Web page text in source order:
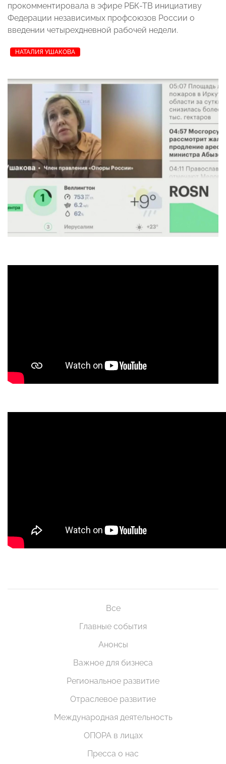
прокомментировала в эфире РБК-ТВ инициативу
Федерации независимых профсоюзов России о
введении четырехдневной рабочей недели.
НАТАЛИЯ УШАКОВА
Все
Главные события
Анонсы
Важное для бизнеса
Региональное развитие
Отраслевое развитие
Международная деятельность
ОПОРА в лицах
Пресса о нас